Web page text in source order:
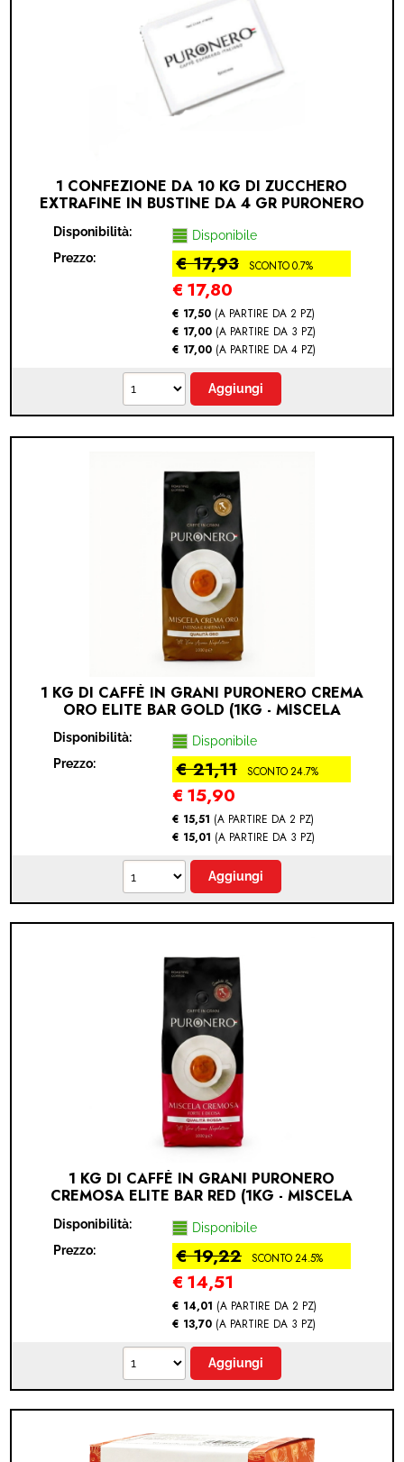
1 CONFEZIONE DA 10 KG DI ZUCCHERO
EXTRAFINE IN BUSTINE DA 4 GR PURONERO
Disponibilità:
Disponibile
Prezzo:
€ 17,93 SCONTO 0.7%
€ 17,80
€ 17,50 (A PARTIRE DA 2 PZ)
€ 17,00 (A PARTIRE DA 3 PZ)
€ 17,00 (A PARTIRE DA 4 PZ)
1 KG DI CAFFÈ IN GRANI PURONERO CREMA
ORO ELITE BAR GOLD (1KG - MISCELA
Disponibilità:
Disponibile
Prezzo:
€ 21,11 SCONTO 24.7%
€ 15,90
€ 15,51 (A PARTIRE DA 2 PZ)
€ 15,01 (A PARTIRE DA 3 PZ)
1 KG DI CAFFÈ IN GRANI PURONERO
CREMOSA ELITE BAR RED (1KG - MISCELA
Disponibilità:
Disponibile
Prezzo:
€ 19,22 SCONTO 24.5%
€ 14,51
€ 14,01 (A PARTIRE DA 2 PZ)
€ 13,70 (A PARTIRE DA 3 PZ)